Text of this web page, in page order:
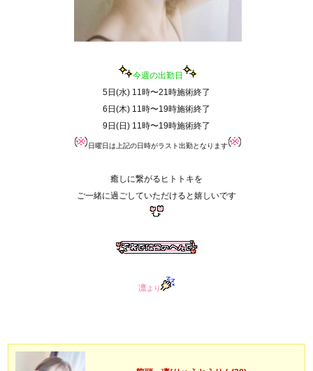
今週の出勤日
5日(水) 11時〜21時施術終了
6日(木) 11時〜19時施術終了
9日(日) 11時〜19時施術終了
日曜日は上記の日時がラスト出勤となります
癒しに繋がるヒトトキを
ご一緒に過ごしていただけると嬉しいです
凛より